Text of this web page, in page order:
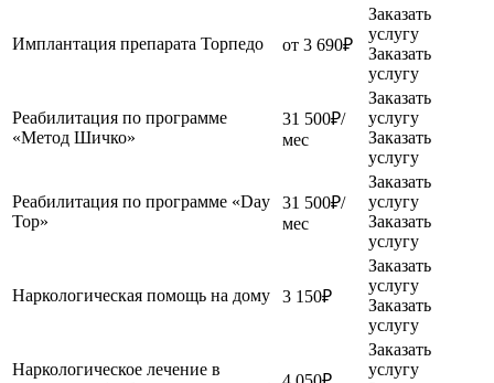
Имплантация препарата Торпедо от 3 690₽
Заказать
услугу
Заказать
услугу
Реабилитация по программе
«Метод Шичко»
31 500₽/
мес
Заказать
услугу
Заказать
услугу
Реабилитация по программе «Day
Top»
31 500₽/
мес
Заказать
услугу
Заказать
услугу
Наркологическая помощь на дому 3 150₽
Заказать
услугу
Заказать
услугу
Наркологическое лечение в
Заказать
услугу